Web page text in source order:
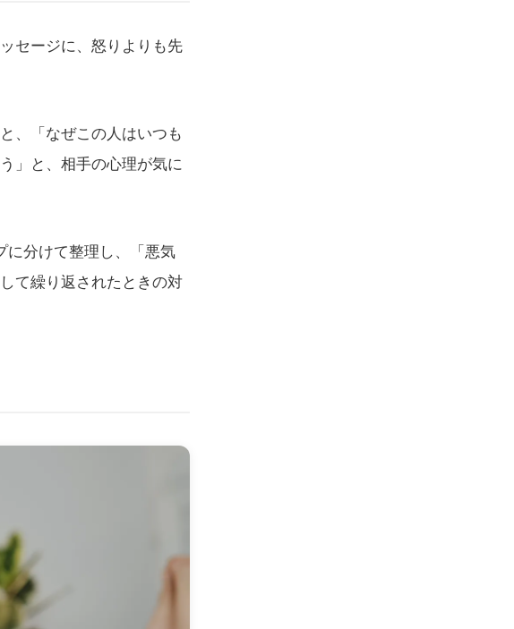
セージに、怒りよりも先
、「なぜこの人はいつも
」と、相手の心理が気に
に分けて整理し、「悪気
て繰り返されたときの対